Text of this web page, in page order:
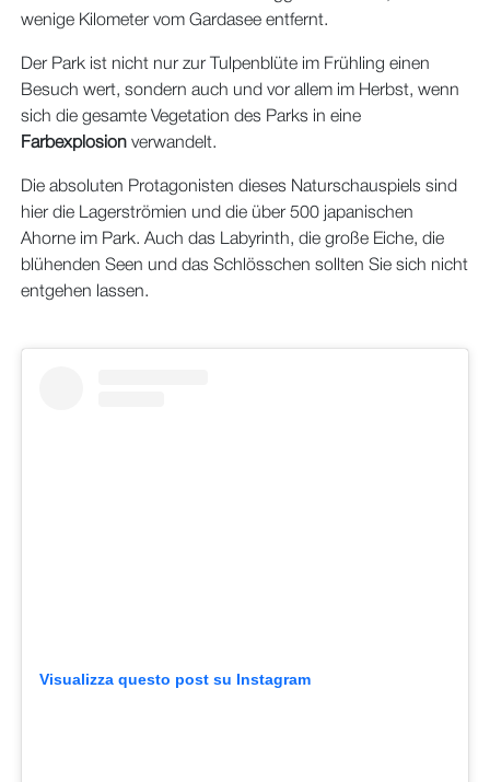
wenige Kilometer vom Gardasee entfernt.
Der Park ist nicht nur zur Tulpenblüte im Frühling einen
Besuch wert, sondern auch und vor allem im Herbst, wenn
sich die gesamte Vegetation des Parks in eine
Farbexplosionverwandelt.
Die absoluten Protagonisten dieses Naturschauspiels sind
hier die Lagerströmien und die über 500 japanischen
Ahorne im Park. Auch das Labyrinth, die große Eiche, die
blühenden Seen und das Schlösschen sollten Sie sich nicht
entgehen lassen.
Visualizza questo post su Instagram